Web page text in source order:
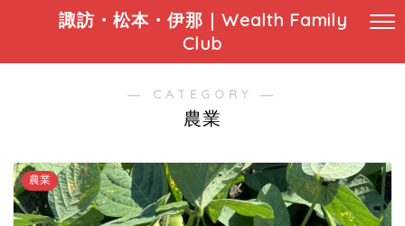
諏訪・松本・伊那｜Wealth Family
Club
― CATEGORY ―
農業
農業